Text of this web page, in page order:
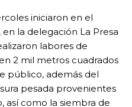
iniciaron en el
la delegación La Presa
labores de
2 mil metros cuadrados
público, además del
pesada provenientes
así como la siembra de